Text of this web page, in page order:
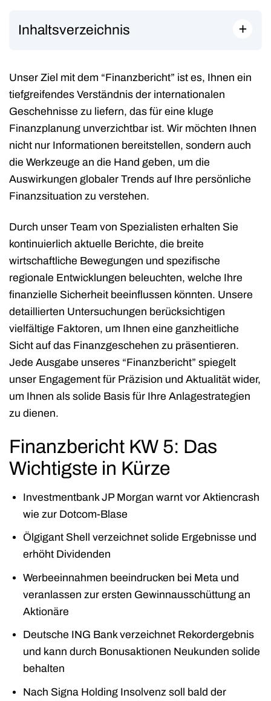
Inhaltsverzeichnis +
Unser Ziel mit dem “Finanzbericht” ist es, Ihnen ein
tiefgreifendes Verständnis der internationalen
Geschehnisse zu liefern, das für eine kluge
Finanzplanung unverzichtbar ist. Wir möchten Ihnen
nicht nur Informationen bereitstellen, sondern auch
die Werkzeuge an die Hand geben, um die
Auswirkungen globaler Trends auf Ihre persönliche
Finanzsituation zu verstehen.
Durch unser Team von Spezialisten erhalten Sie
kontinuierlich aktuelle Berichte, die breite
wirtschaftliche Bewegungen und spezifische
regionale Entwicklungen beleuchten, welche Ihre
finanzielle Sicherheit beeinflussen könnten. Unsere
detaillierten Untersuchungen berücksichtigen
vielfältige Faktoren, um Ihnen eine ganzheitliche
Sicht auf das Finanzgeschehen zu präsentieren.
Jede Ausgabe unseres “Finanzbericht” spiegelt
unser Engagement für Präzision und Aktualität wider,
um Ihnen als solide Basis für Ihre Anlagestrategien
zu dienen.
Finanzbericht KW 5: Das
Wichtigste in Kürze
Investmentbank JP Morgan warnt vor Aktiencrash
wie zur Dotcom-Blase
Ölgigant Shell verzeichnet solide Ergebnisse und
erhöht Dividenden
Werbeeinnahmen beeindrucken bei Meta und
veranlassen zur ersten Gewinnausschüttung an
Aktionäre
Deutsche ING Bank verzeichnet Rekordergebnis
und kann durch Bonusaktionen Neukunden solide
behalten
Nach Signa Holding Insolvenz soll bald der